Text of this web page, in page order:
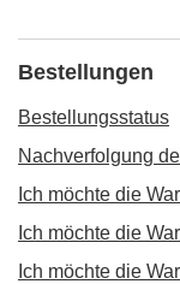
Bestellungen
Bestellungsstatus
Nachverfolgung
Ich möchte die
Ich möchte die
Ich möchte die